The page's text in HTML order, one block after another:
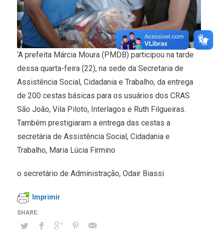
‘A prefeita Márcia Moura (PMDB) participou na tarde
dessa quarta-feira (22), na sede da Secretaria de
Assistência Social, Cidadania e Trabalho, da entrega
de 200 cestas básicas para os usuários dos CRAS
São João, Vila Piloto, Interlagos e Ruth Filgueiras.
Também prestigiaram a entrega das cestas a
secretária de Assistência Social, Cidadania e
Trabalho, Maria Lúcia Firmino
o secretário de Administração, Odair Biassi
Imprimir